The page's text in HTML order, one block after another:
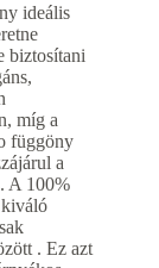
ideális
biztosítani
míg a
függöny
a
A 100%
kiváló
. Ez azt